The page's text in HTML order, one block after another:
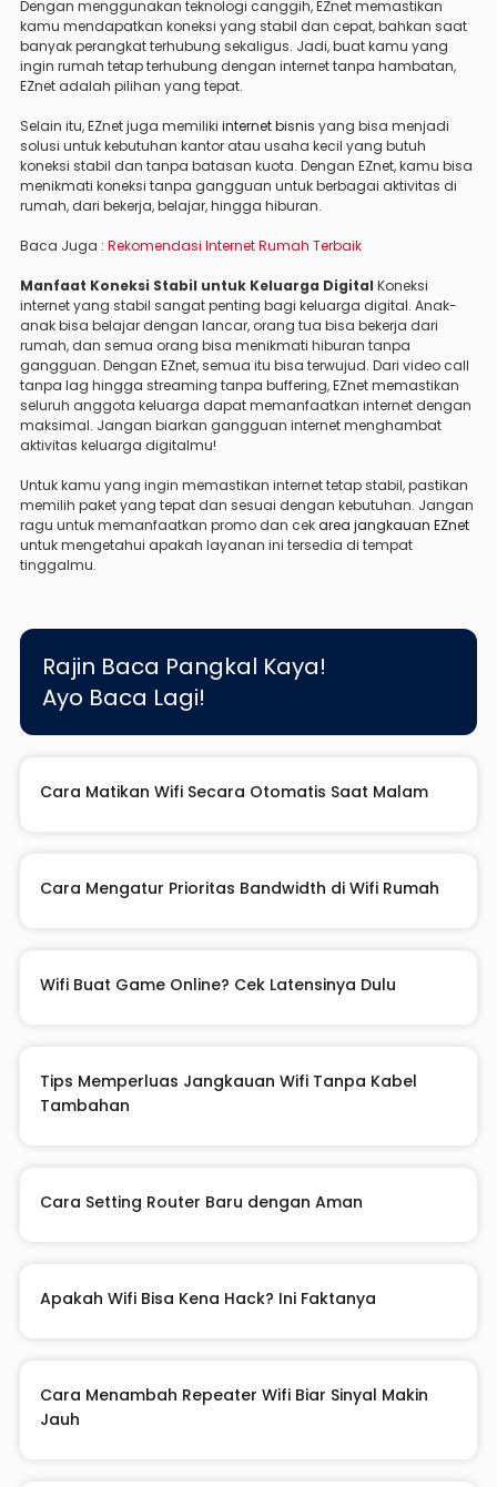
Dengan menggunakan teknologi canggih, EZnet memastikan
kamu mendapatkan koneksi yang stabil dan cepat, bahkan saat
banyak perangkat terhubung sekaligus. Jadi, buat kamu yang
ingin rumah tetap terhubung dengan internet tanpa hambatan,
EZnet adalah pilihan yang tepat.
Selain itu, EZnet juga memiliki internet bisnis yang bisa menjadi
solusi untuk kebutuhan kantor atau usaha kecil yang butuh
koneksi stabil dan tanpa batasan kuota. Dengan EZnet, kamu bisa
menikmati koneksi tanpa gangguan untuk berbagai aktivitas di
rumah, dari bekerja, belajar, hingga hiburan.
Baca Juga : Rekomendasi Internet Rumah Terbaik
Manfaat Koneksi Stabil untuk Keluarga Digital Koneksi
internet yang stabil sangat penting bagi keluarga digital. Anak-
anak bisa belajar dengan lancar, orang tua bisa bekerja dari
rumah, dan semua orang bisa menikmati hiburan tanpa
gangguan. Dengan EZnet, semua itu bisa terwujud. Dari video call
tanpa lag hingga streaming tanpa buffering, EZnet memastikan
seluruh anggota keluarga dapat memanfaatkan internet dengan
maksimal. Jangan biarkan gangguan internet menghambat
aktivitas keluarga digitalmu!
Untuk kamu yang ingin memastikan internet tetap stabil, pastikan
memilih paket yang tepat dan sesuai dengan kebutuhan. Jangan
ragu untuk memanfaatkan promo dan cekarea jangkauan EZnet
untuk mengetahui apakah layanan ini tersedia di tempat
tinggalmu.
Rajin Baca Pangkal Kaya!
Ayo Baca Lagi!
Cara Matikan Wifi Secara Otomatis Saat Malam
Cara Mengatur Prioritas Bandwidth di Wifi Rumah
Wifi Buat Game Online? Cek Latensinya Dulu
Tips Memperluas Jangkauan Wifi Tanpa Kabel
Tambahan
Cara Setting Router Baru dengan Aman
Apakah Wifi Bisa Kena Hack? Ini Faktanya
Cara Menambah Repeater Wifi Biar Sinyal Makin
Jauh